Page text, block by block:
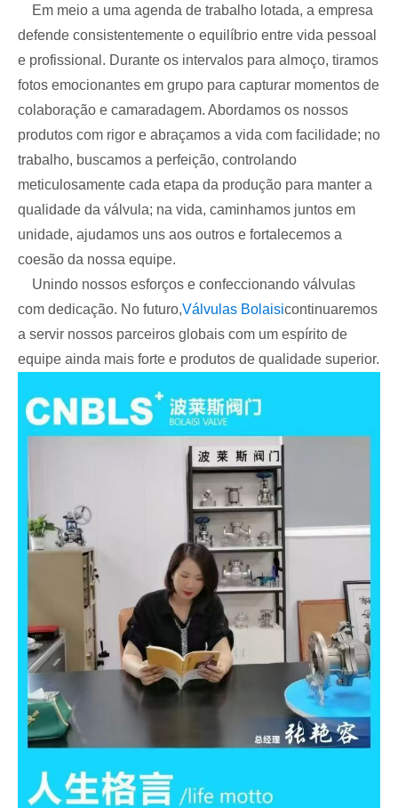
Em meio a uma agenda de trabalho lotada, a empresa
defende consistentemente o equilíbrio entre vida pessoal
e profissional. Durante os intervalos para almoço, tiramos
fotos emocionantes em grupo para capturar momentos de
colaboração e camaradagem. Abordamos os nossos
produtos com rigor e abraçamos a vida com facilidade; no
trabalho, buscamos a perfeição, controlando
meticulosamente cada etapa da produção para manter a
qualidade da válvula; na vida, caminhamos juntos em
unidade, ajudamos uns aos outros e fortalecemos a
coesão da nossa equipe.
Unindo nossos esforços e confeccionando válvulas
com dedicação. No futuro,Válvulas Bolaisicontinuaremos
a servir nossos parceiros globais com um espírito de
equipe ainda mais forte e produtos de qualidade superior.